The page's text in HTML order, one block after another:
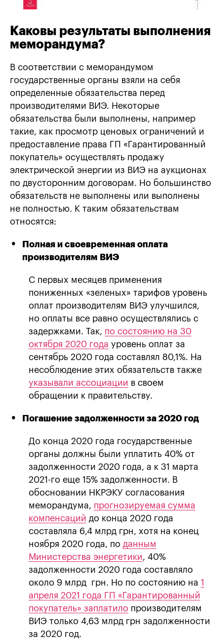
Каковы результаты выполнения
меморандума?
В соответствии с меморандумом
государственные органы взяли на себя
определенные обязательства перед
производителями ВИЭ. Некоторые
обязательства были выполнены, например
такие, как просмотр ценовых ограничений и
предоставление права ГП «Гарантированный
покупатель» осуществлять продажу
электрической энергии из ВИЭ на аукционах
по двусторонним договорам. Но большинство
обязательств не выполнены или выполнены
не полностью. К таким обязательствам
относятся:
Полная и своевременная оплата
производителям ВИЭ
С первых месяцев применения
пониженных «зеленых» тарифов уровень
оплат производителям ВИЭ улучшился,
но оплаты все равно осуществлялись с
задержками. Так, по состоянию на 30
октября 2020 года уровень оплат за
сентябрь 2020 года составлял 80,1%. На
несоблюдение этих обязательств также
указывали ассоциации в своем
обращении к правительству.
Погашение задолженности за 2020 год
До конца 2020 года государственные
органы должны были уплатить 40% от
задолженности 2020 года, а к 31 марта
2021-го еще 15% задолженности. В
обосновании НКРЭКУ согласования
меморандума, прогнозируемая сумма
компенсаций до конца 2020 года
составляла 6,4 млрд грн, хотя на конец
ноября 2020 года, по данным
Министерства энергетики, 40%
задолженности 2020 года составляло
около 9 млрд грн. Но по состоянию на 1
апреля 2021 года ГП «Гарантированный
покупатель» заплатилопроизводителям
ВИЭ только 4,63 млрд грн задолженности
за 2020 год.